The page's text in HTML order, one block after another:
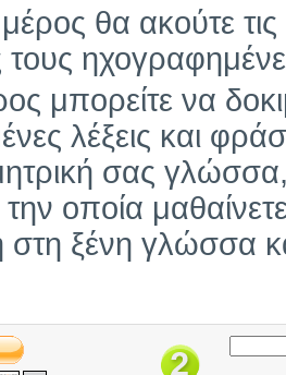
θα ακούτε τις
τους
μπορείτε να
λέξεις και
σας
οποία
ξένη γλώσσα